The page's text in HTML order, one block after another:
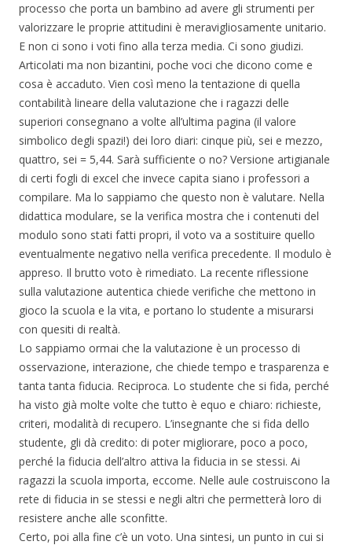
processo che porta un bambino ad avere gli strumenti per
valorizzare le proprie attitudini è meravigliosamente unitario.
E non ci sono i voti fino alla terza media. Ci sono giudizi.
Articolati ma non bizantini, poche voci che dicono come e
cosa è accaduto. Vien così meno la tentazione di quella
contabilità lineare della valutazione che i ragazzi delle
superiori consegnano a volte all’ultima pagina (il valore
simbolico degli spazi!) dei loro diari: cinque più, sei e mezzo,
quattro, sei = 5,44. Sarà sufficiente o no? Versione artigianale
di certi fogli di excel che invece capita siano i professori a
compilare. Ma lo sappiamo che questo non è valutare. Nella
didattica modulare, se la verifica mostra che i contenuti del
modulo sono stati fatti propri, il voto va a sostituire quello
eventualmente negativo nella verifica precedente. Il modulo è
appreso. Il brutto voto è rimediato. La recente riflessione
sulla valutazione autentica chiede verifiche che mettono in
gioco la scuola e la vita, e portano lo studente a misurarsi
con quesiti di realtà.
Lo sappiamo ormai che la valutazione è un processo di
osservazione, interazione, che chiede tempo e trasparenza e
tanta tanta fiducia. Reciproca. Lo studente che si fida, perché
ha visto già molte volte che tutto è equo e chiaro: richieste,
criteri, modalità di recupero. L’insegnante che si fida dello
studente, gli dà credito: di poter migliorare, poco a poco,
perché la fiducia dell’altro attiva la fiducia in se stessi. Ai
ragazzi la scuola importa, eccome. Nelle aule costruiscono la
rete di fiducia in se stessi e negli altri che permetterà loro di
resistere anche alle sconfitte.
Certo, poi alla fine c’è un voto. Una sintesi, un punto in cui si